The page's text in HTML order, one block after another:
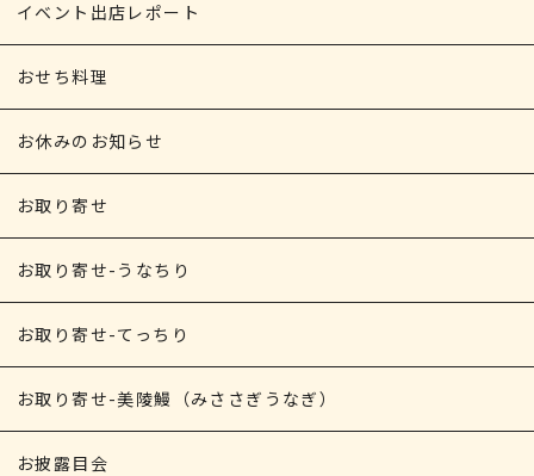
イベント出店レポート
おせち料理
お休みのお知らせ
お取り寄せ
お取り寄せ-うなちり
お取り寄せ-てっちり
お取り寄せ-美陵鰻（みささぎうなぎ）
お披露目会